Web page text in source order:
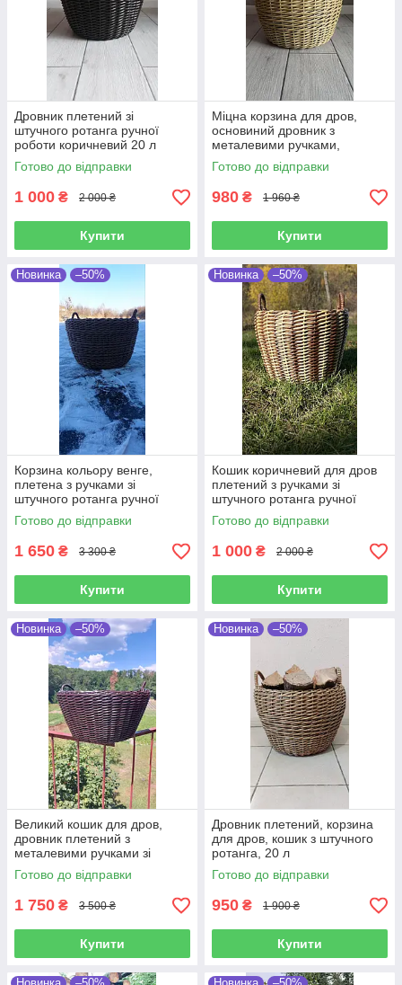
Дровник плетений зі
штучного ротанга ручної
роботи коричневий 20 л
Готово до відправки
1 000 ₴ 2 000 ₴
Купити
Міцна корзина для дров,
основиний дровник з
металевими ручками,
дровниця до каміна, ручнами
з штучного ротангу 20 л
Готово до відправки
980 ₴ 1 960 ₴
Купити
Новинка –50%
Корзина кольору венге,
плетена з ручками зі
штучного ротанга ручної
роботи 45 л
Готово до відправки
1 650 ₴ 3 300 ₴
Купити
Новинка –50%
Кошик коричневий для дров
плетений з ручками зі
штучного ротанга ручної
роботи 20 л
Готово до відправки
1 000 ₴ 2 000 ₴
Купити
Новинка –50%
Великий кошик для дров,
дровник плетений з
металевими ручками зі
штучного ротанга ручної
роботи 45 л
Готово до відправки
1 750 ₴ 3 500 ₴
Купити
Новинка –50%
Дровник плетений, корзина
для дров, кошик з штучного
ротанга, 20 л
Готово до відправки
950 ₴ 1 900 ₴
Купити